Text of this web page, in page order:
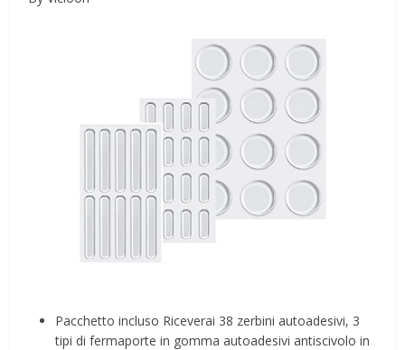
Pacchetto incluso Riceverai 38 zerbini autoadesivi, 3
tipi di fermaporte in gomma autoadesivi antiscivolo in